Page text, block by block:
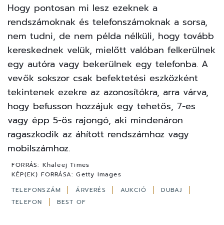
Hogy pontosan mi lesz ezeknek a
rendszámoknak és telefonszámoknak a sorsa,
nem tudni, de nem példa nélküli, hogy tovább
kereskednek velük, mielőtt valóban felkerülnek
egy autóra vagy bekerülnek egy telefonba. A
vevők sokszor csak befektetési eszközként
tekintenek ezekre az azonosítókra, arra várva,
hogy befusson hozzájuk egy tehetős, 7-es
vagy épp 5-ös rajongó, aki mindenáron
ragaszkodik az áhított rendszámhoz vagy
mobilszámhoz.
FORRÁS: Khaleej Times
KÉP(EK) FORRÁSA: Getty Images
TELEFONSZÁM
ÁRVERÉS AUKCIÓ
DUBAJ
TELEFON
BEST OF